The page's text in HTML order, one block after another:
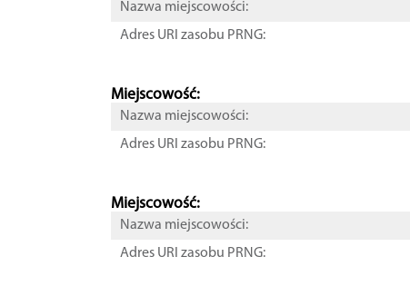
Nazwa miejscowości:
Adres URI zasobu PRNG:
Miejscowość:
Nazwa miejscowości:
Adres URI zasobu PRNG:
Miejscowość:
Nazwa miejscowości:
Adres URI zasobu PRNG: